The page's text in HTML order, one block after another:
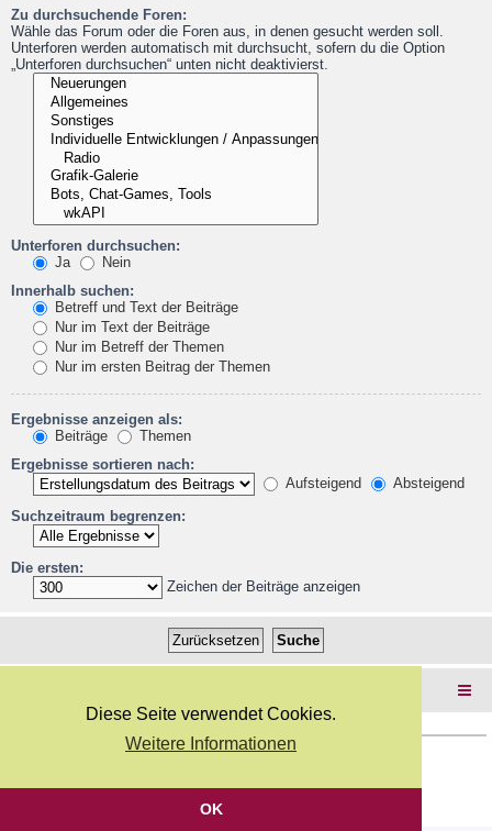
Diese Seite verwendet Cookies.
Weitere Informationen
OK
Zu durchsuchende Foren:
Wähle das Forum oder die Foren aus, in denen gesucht werden soll.
Unterforen werden automatisch mit durchsucht, sofern du die Option
„Unterforen durchsuchen“ unten nicht deaktivierst.
Unterforen durchsuchen:
Ja
Nein
Innerhalb suchen:
Betreff und Text der Beiträge
Nur im Text der Beiträge
Nur im Betreff der Themen
Nur im ersten Beitrag der Themen
Ergebnisse anzeigen als:
Beiträge
Themen
Ergebnisse sortieren nach:
Aufsteigend
Absteigend
Suchzeitraum begrenzen:
Die ersten:
Zeichen der Beiträge anzeigen
Deutsche Übersetzung durchphpBB.de